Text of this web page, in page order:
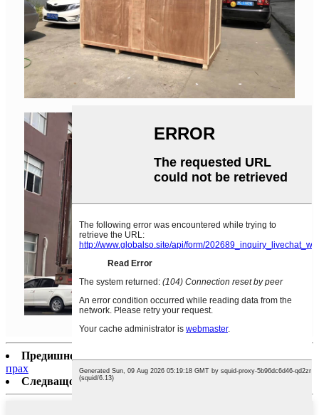
Предишно:
прах
Следващо:
Полуавтоматична машина за пълнене на прах